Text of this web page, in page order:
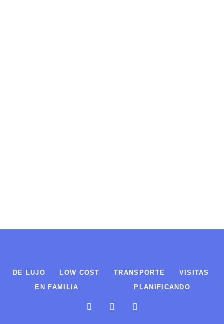
DE LUJO LOW COST TRANSPORTE
VISITAS
EN FAMILIA
PLANIFICANDO
F
T
I